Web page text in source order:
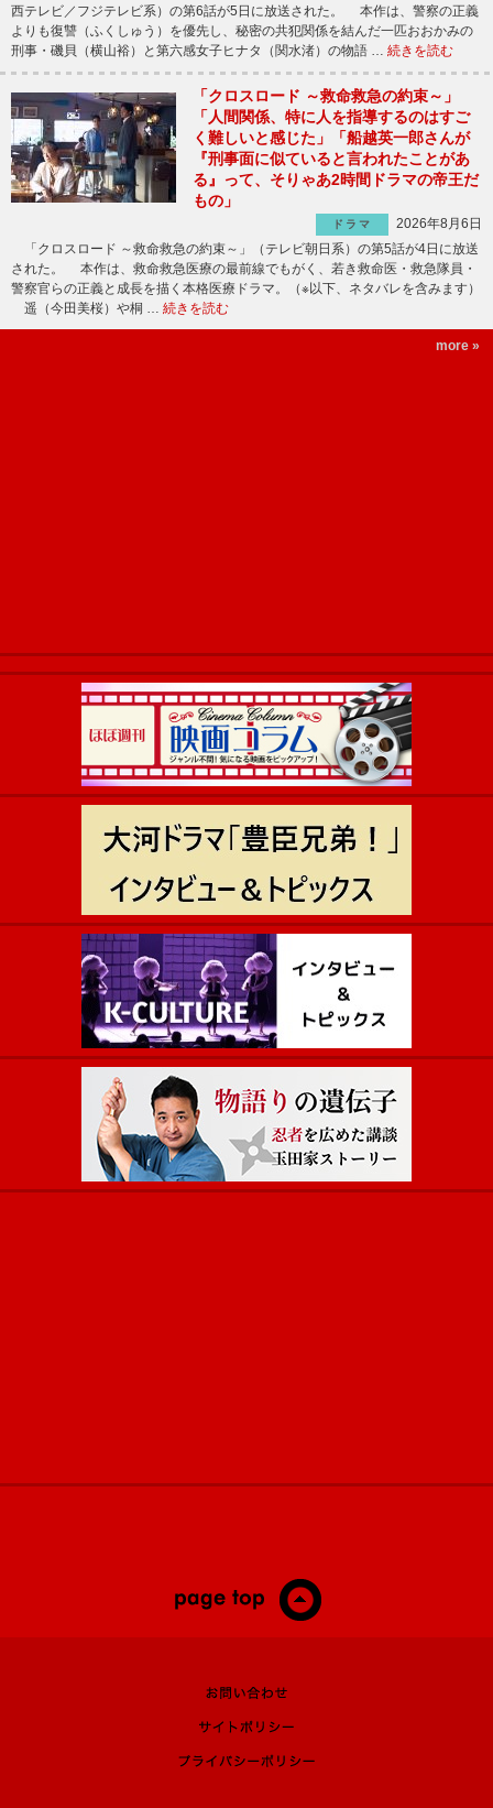
西テレビ／フジテレビ系）の第6話が5日に放送された。 本作は、警察の正義
よりも復讐（ふくしゅう）を優先し、秘密の共犯関係を結んだ一匹おおかみの
刑事・磯貝（横山裕）と第六感女子ヒナタ（関水渚）の物語 … 続きを読む
「クロスロード ～救命救急の約束～」
「人間関係、特に人を指導するのはすご
く難しいと感じた」「船越英一郎さんが
『刑事面に似ていると言われたことがあ
る』って、そりゃあ2時間ドラマの帝王だ
もの」
ドラマ
2026年8月6日
「クロスロード ～救命救急の約束～」（テレビ朝日系）の第5話が4日に放送
された。 本作は、救命救急医療の最前線でもがく、若き救命医・救急隊員・
警察官らの正義と成長を描く本格医療ドラマ。（※以下、ネタバレを含みます）
遥（今田美桜）や桐 … 続きを読む
more »